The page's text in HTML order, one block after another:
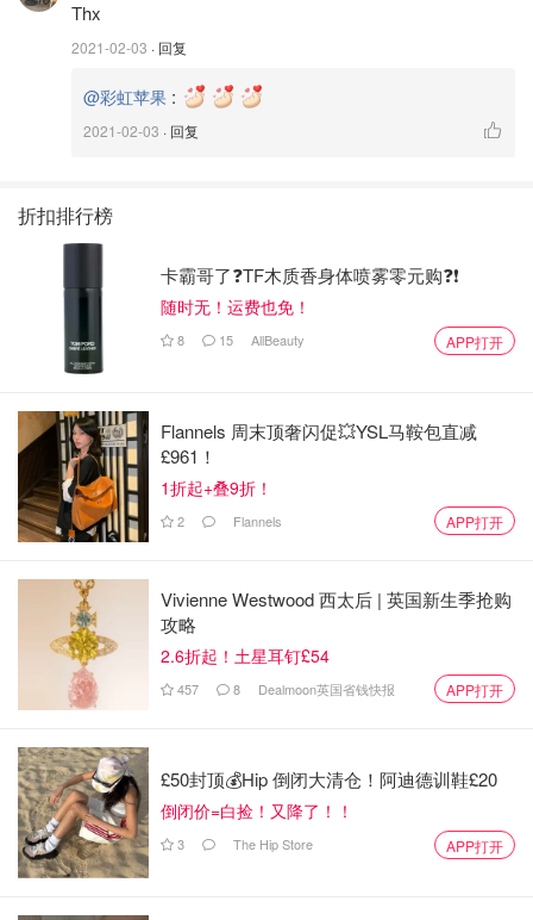
他垃圾邮件发送者列表只是时间问题。
📧有一些网站可以告诉您，您的地址是否属于重大违规行
例如https：//HaveIBeenPwned.com
https://BreachAlarm.com
但是较小的漏洞不会出现在其中任何一个上。
📧您在网上发布了包含您的电子邮件地址的内容。 垃圾邮
件发送者使用电子邮件搜集机器人扫描Internet，以查找您
要使用的有效电子邮件地址，该地址在各种垃圾邮件列表
中。 利用您的电子邮件地址的任何类型的在线活动（注册
Thx
2021-02-03 · 回复
@彩虹苹果 :
2021-02-03 · 回复
折扣排行榜
卡霸哥了❓TF木质香身体喷雾零元购❓❗
随时无！运费也免！
8 15 AllBeauty APP打开
Flannels 周末顶奢闪促💥YSL马鞍包直减
£961！
1折起+叠9折！
2 Flannels APP打开
Vivienne Westwood 西太后 | 英国新生季抢购
攻略
2.6折起！土星耳钉£54
457 8 Dealmoon英国省钱快报 APP打开
£50封顶💰Hip 倒闭大清仓！阿迪德训鞋£20
倒闭价=白捡！又降了！！
3 The Hip Store APP打开